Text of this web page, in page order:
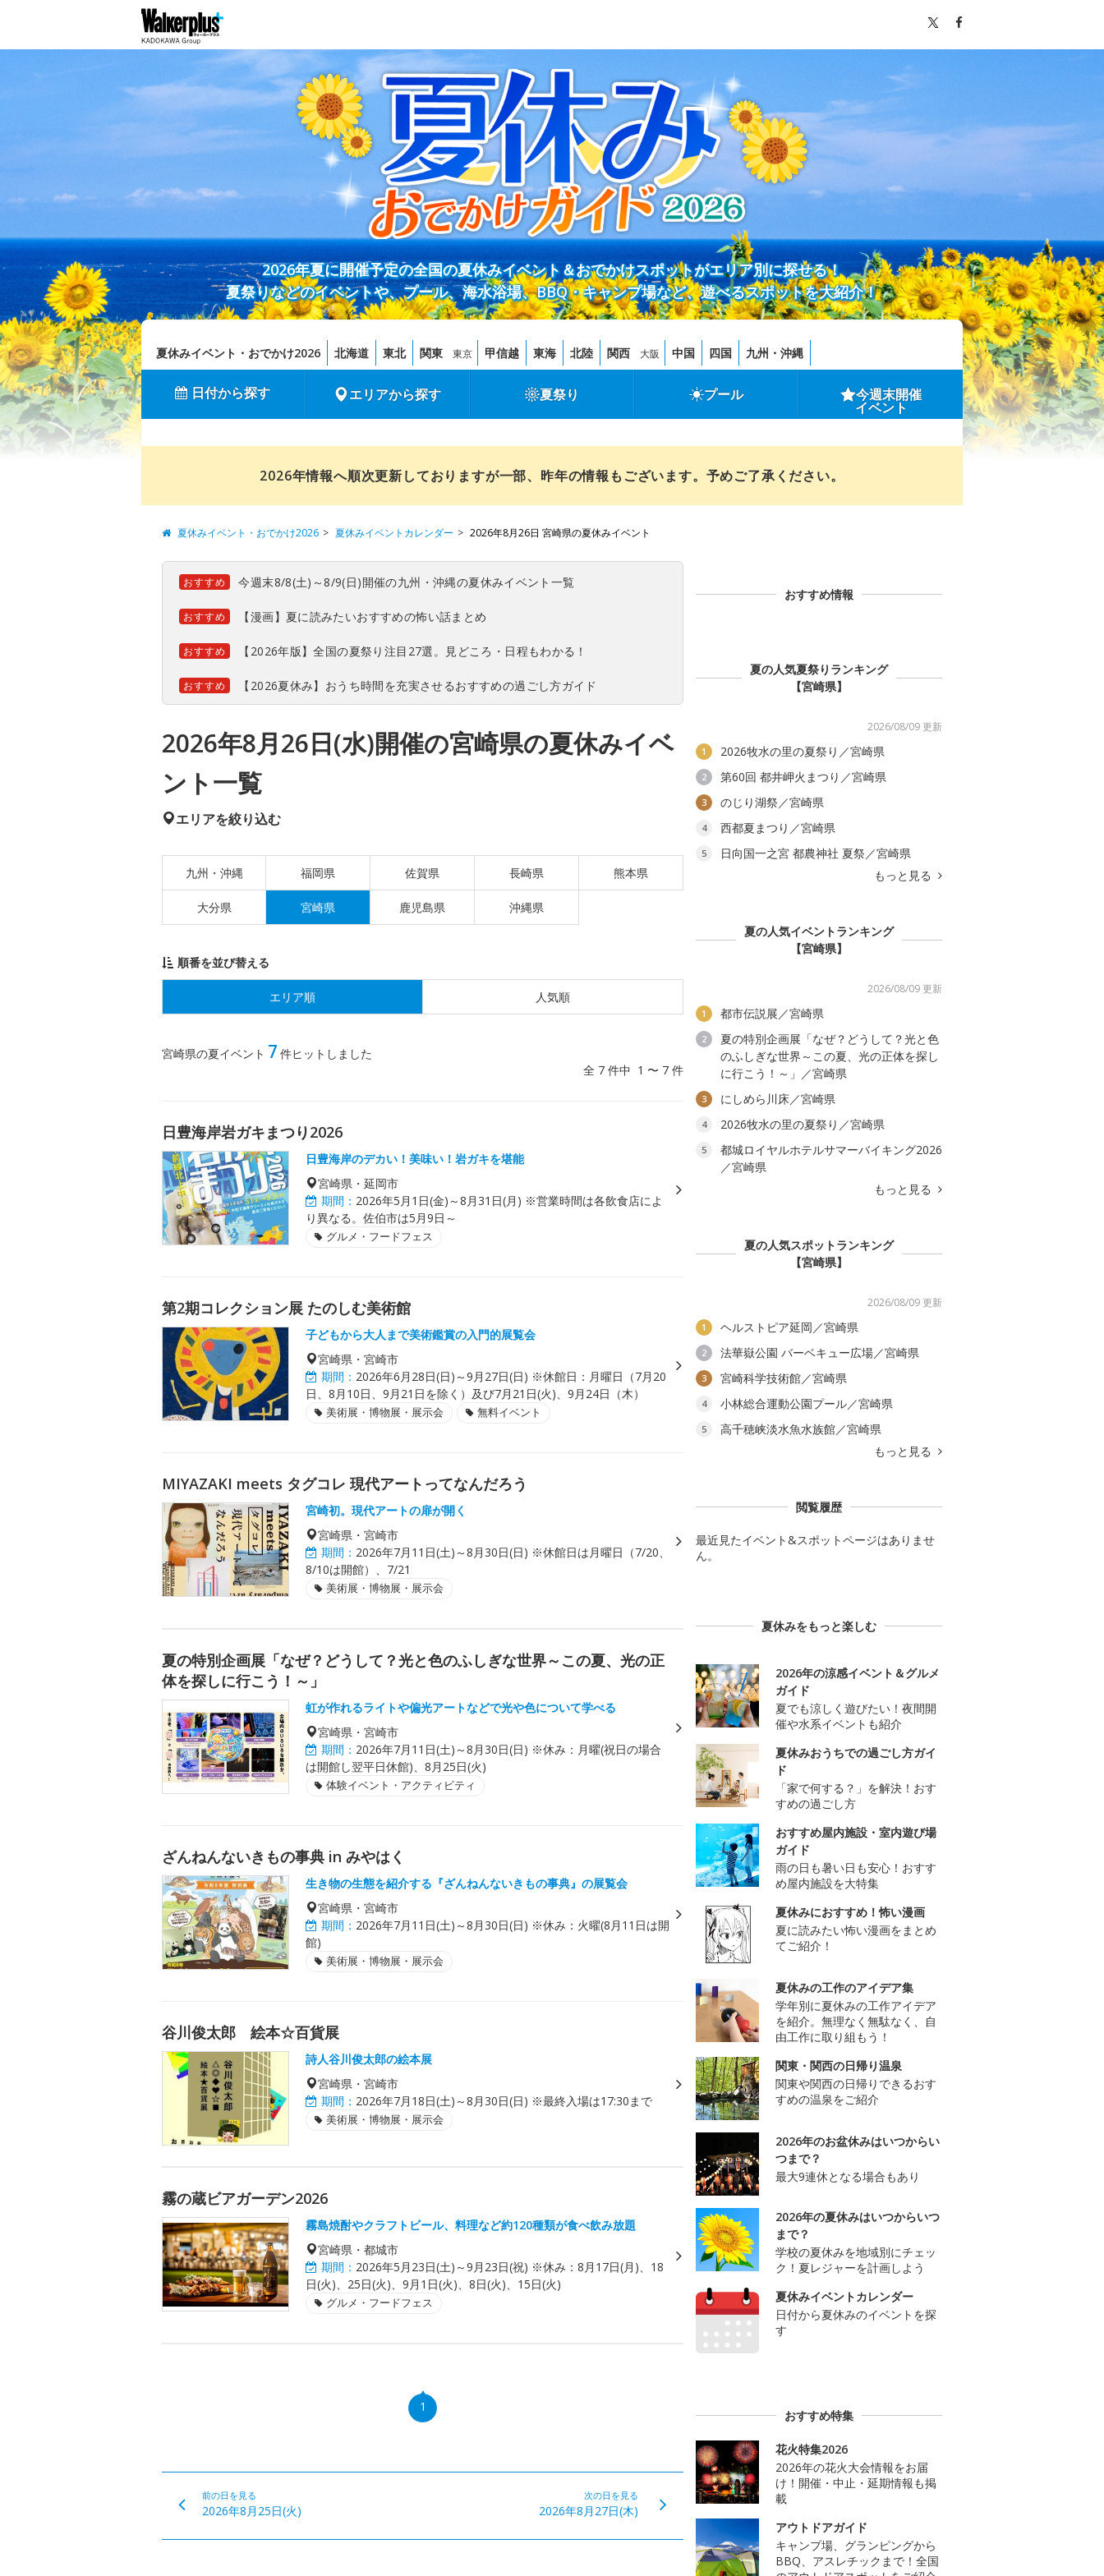
2026年夏に開催予定の全国の夏休みイベント＆おでかけスポットがエリア別に探せる！
夏祭りなどのイベントや、プール、海水浴場、BBQ・キャンプ場など、遊べるスポットを大紹介！
夏休みイベント・おでかけ2026 北海道 東北 関東 東京 甲信越 東海 北陸 関西 大阪 中国 四国 九州・沖縄
日付から探す エリアから探す 夏祭り プール 今週末開催
イベント
2026年情報へ順次更新しておりますが一部、昨年の情報もございます。予めご了承ください。
夏休みイベント・おでかけ2026 夏休みイベントカレンダー 2026年8月26日 宮崎県の夏休みイベント
おすすめ 今週末8/8(土)～8/9(日)開催の九州・沖縄の夏休みイベント一覧
おすすめ 【漫画】夏に読みたいおすすめの怖い話まとめ
おすすめ 【2026年版】全国の夏祭り注目27選。見どころ・日程もわかる！
おすすめ 【2026夏休み】おうち時間を充実させるおすすめの過ごし方ガイド
2026年8月26日(水)開催の宮崎県の夏休みイベ
ント一覧
エリアを絞り込む
九州・沖縄 福岡県 佐賀県 長崎県 熊本県
大分県 宮崎県 鹿児島県 沖縄県
順番を並び替える
エリア順 人気順
宮崎県の夏イベント 7 件ヒットしました
全 7 件中 1 〜 7 件
日豊海岸岩ガキまつり2026
日豊海岸のデカい！美味い！岩ガキを堪能
宮崎県・延岡市
期間： 2026年5月1日(金)～8月31日(月) ※営業時間は各飲食店によ
り異なる。佐伯市は5月9日～
グルメ・フードフェス
第2期コレクション展 たのしむ美術館
子どもから大人まで美術鑑賞の入門的展覧会
宮崎県・宮崎市
期間： 2026年6月28日(日)～9月27日(日) ※休館日：月曜日（7月20
日、8月10日、9月21日を除く）及び7月21日(火)、9月24日（木）
美術展・博物展・展示会 無料イベント
MIYAZAKI meets タグコレ 現代アートってなんだろう
宮崎初。現代アートの扉が開く
宮崎県・宮崎市
期間： 2026年7月11日(土)～8月30日(日) ※休館日は月曜日（7/20、
8/10は開館）、7/21
美術展・博物展・展示会
夏の特別企画展「なぜ？どうして？光と色のふしぎな世界～この夏、光の正
体を探しに行こう！～」
虹が作れるライトや偏光アートなどで光や色について学べる
宮崎県・宮崎市
期間： 2026年7月11日(土)～8月30日(日) ※休み：月曜(祝日の場合
は開館し翌平日休館)、8月25日(火)
体験イベント・アクティビティ
ざんねんないきもの事典 in みやはく
生き物の生態を紹介する『ざんねんないきもの事典』の展覧会
宮崎県・宮崎市
期間： 2026年7月11日(土)～8月30日(日) ※休み：火曜(8月11日は開
館)
美術展・博物展・展示会
谷川俊太郎 絵本☆百貨展
詩人谷川俊太郎の絵本展
宮崎県・宮崎市
期間： 2026年7月18日(土)～8月30日(日) ※最終入場は17:30まで
美術展・博物展・展示会
霧の蔵ビアガーデン2026
霧島焼酎やクラフトビール、料理など約120種類が食べ飲み放題
宮崎県・都城市
期間： 2026年5月23日(土)～9月23日(祝) ※休み：8月17日(月)、18
日(火)、25日(火)、9月1日(火)、8日(火)、15日(火)
グルメ・フードフェス
1
前の日を見る
2026年8月25日(火)
次の日を見る
2026年8月27日(木)
おすすめ情報
夏の人気夏祭りランキング
【宮崎県】
2026/08/09 更新
1 2026牧水の里の夏祭り／宮崎県
2 第60回 都井岬火まつり／宮崎県
3 のじり湖祭／宮崎県
4 西都夏まつり／宮崎県
5
日向国一之宮 都農神社 夏祭／宮崎県
もっと見る
夏の人気イベントランキング
【宮崎県】
2026/08/09 更新
1 都市伝説展／宮崎県
2
夏の特別企画展「なぜ？どうして？光と色
のふしぎな世界～この夏、光の正体を探し
に行こう！～」／宮崎県
3 にしめら川床／宮崎県
4 2026牧水の里の夏祭り／宮崎県
5
都城ロイヤルホテルサマーバイキング2026
／宮崎県
もっと見る
夏の人気スポットランキング
【宮崎県】
2026/08/09 更新
1 ヘルストピア延岡／宮崎県
2 法華嶽公園 バーベキュー広場／宮崎県
3 宮崎科学技術館／宮崎県
4 小林総合運動公園プール／宮崎県
5
高千穂峡淡水魚水族館／宮崎県
もっと見る
閲覧履歴
最近見たイベント&スポットページはありませ
ん。
夏休みをもっと楽しむ
2026年の涼感イベント＆グルメ
ガイド
夏でも涼しく遊びたい！夜間開
催や水系イベントも紹介
夏休みおうちでの過ごし方ガイ
ド
「家で何する？」を解決！おす
すめの過ごし方
おすすめ屋内施設・室内遊び場
ガイド
雨の日も暑い日も安心！おすす
め屋内施設を大特集
夏休みにおすすめ！怖い漫画
夏に読みたい怖い漫画をまとめ
てご紹介！
夏休みの工作のアイデア集
学年別に夏休みの工作アイデア
を紹介。無理なく無駄なく、自
由工作に取り組もう！
関東・関西の日帰り温泉
関東や関西の日帰りできるおす
すめの温泉をご紹介
2026年のお盆休みはいつからい
つまで？
最大9連休となる場合もあり
2026年の夏休みはいつからいつ
まで？
学校の夏休みを地域別にチェッ
ク！夏レジャーを計画しよう
夏休みイベントカレンダー
日付から夏休みのイベントを探
す
おすすめ特集
花火特集2026
2026年の花火大会情報をお届
け！開催・中止・延期情報も掲
載
アウトドアガイド
キャンプ場、グランピングから
BBQ、アスレチックまで！全国